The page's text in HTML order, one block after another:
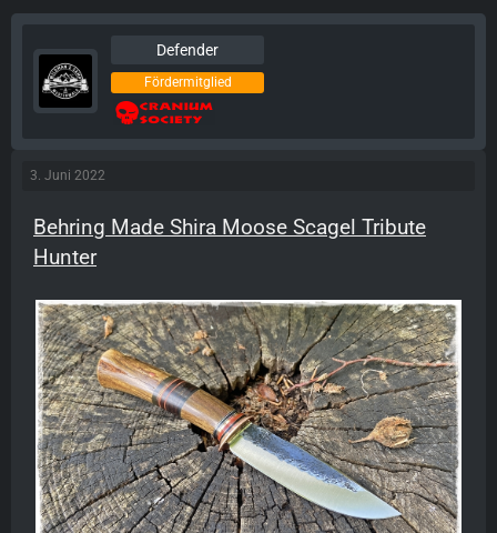
Defender
Fördermitglied
3. Juni 2022
Behring Made Shira Moose Scagel Tribute
Hunter